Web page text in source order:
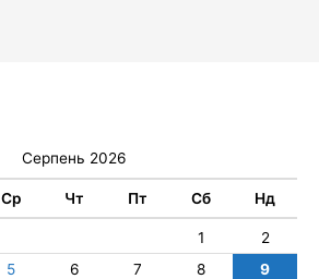
Серпень 2026
Ср Чт Пт Сб Нд
1
2
5 6 7 8
9